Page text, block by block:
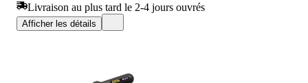
Livraison au plus tard le 2-4 jours ouvrés
Afficher les détails